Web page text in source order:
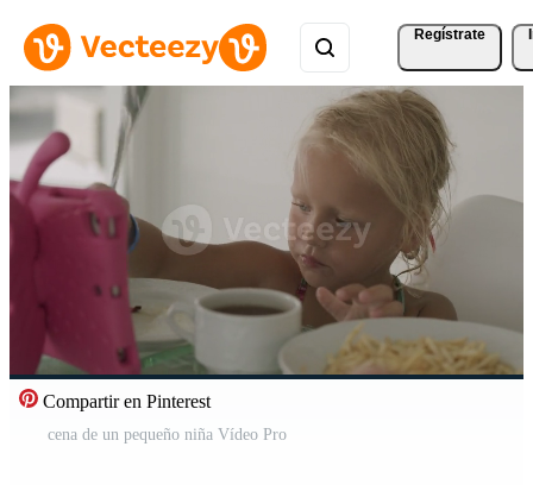
Regístrate
Compartir en Pinterest
cena de un pequeño niña Vídeo Pro